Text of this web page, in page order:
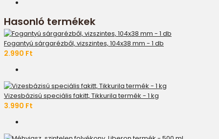
Hasonló termékek
Fogantyú sárgarézből, vizszintes, 104x38 mm - 1 db
2.990 Ft
Vizesbázisú speciális fakitt, Tikkurila termék - 1 kg
3.990 Ft